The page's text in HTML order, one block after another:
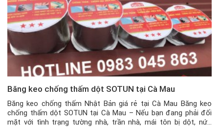
Băng keo chống thấm dột SOTUN tại Cà Mau
Băng keo chống thấm Nhật Bản giá rẻ tại Cà Mau Băng keo
chống thấm dột SOTUN tại Cà Mau – Nếu bạn đang phải đối
mặt với tình trạng tường nhà, trần nhà, mái tôn bị dột, nứt,